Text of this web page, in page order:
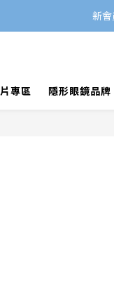
新
專區 隱形眼鏡品牌